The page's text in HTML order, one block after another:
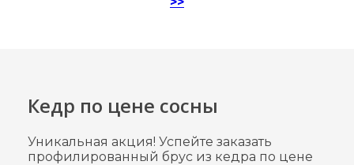
Кедр по цене сосны
Уникальная акция! Успейте заказать
профилированный брус из кедра по цене